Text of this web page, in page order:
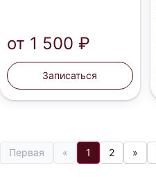
от 1 500 ₽
Записаться
Первая « 1 2 »